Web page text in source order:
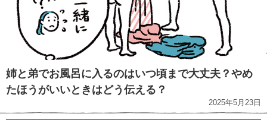
姉と弟でお風呂に入るのはいつ頃まで大丈夫？やめ
たほうがいいときはどう伝える？
2025年5月23日